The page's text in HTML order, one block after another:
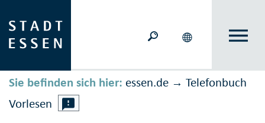
Sie befinden sich hier: essen.de → Telefonbuch
Vorlesen